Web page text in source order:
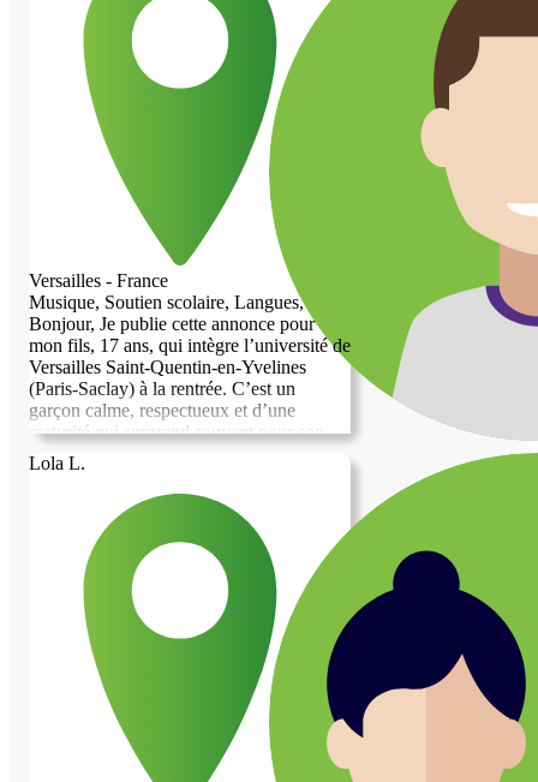
Versailles - France
Musique, Soutien scolaire, Langues, +2...
Bonjour, Je publie cette annonce pour
mon fils, 17 ans, qui intègre l’université de
Versailles Saint-Quentin-en-Yvelines
(Paris-Saclay) à la rentrée. C’est un
garçon calme, respectueux et d’une
maturité qui surprend souvent pour son
âge. Bachelier avec mention Très Bien
(16,30 de moyenne), il est passionné de
cinéma, de musique, d’informatique, de
littérature française et de culture générale,
et pratique le sport régulièrement. Il parle
très bien anglais et aime avant tout
échanger et écouter. Il grandit dans une
famille attachée à la culture et au travail :
son père dirige une entreprise industrielle,
sa mère est également entrepreneure dans
le même secteur. La culture française fait
partie de notre histoire familiale — son
arrière-grand-mère était française,
originaire de Cannes — et il a été élevé
dans cet héritage. En contrepartie de
l’hébergement, il peut volontiers tenir
Lola L.